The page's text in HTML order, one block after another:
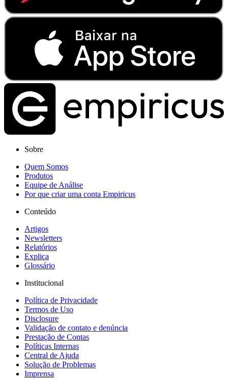
Sobre
Quem Somos
Produtos
Equipe de Análise
Por que criar uma conta Empiricus
Conteúdo
Artigos
Newsletters
Relatórios
Explica
Glossário
Institucional
Política de Privacidade
Termos de Uso
Disclosure
Validação de contato e denúncia
Prestação de Contas
Políticas Internas
Central de Ajuda
Solução de Problemas
Imprensa